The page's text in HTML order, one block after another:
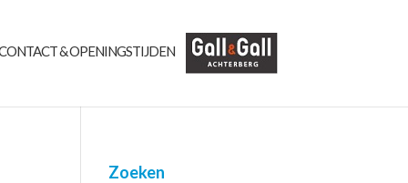
& OPENINGSTIJDEN
Zoeken